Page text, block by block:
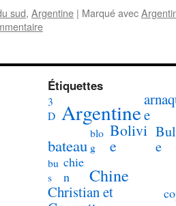
sud, Argentine | Marqué avec
Étiquettes
3
D Argentinee
bateau
blo
g
Bolivi
e
e
bu
s
chie
n
Chine
Christian et